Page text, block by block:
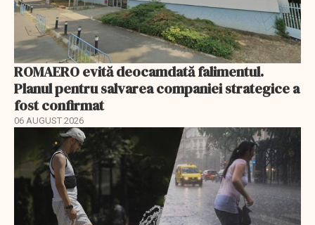
ROMAERO evită deocamdată falimentul.
Planul pentru salvarea companiei strategice a
fost confirmat
06 AUGUST 2026